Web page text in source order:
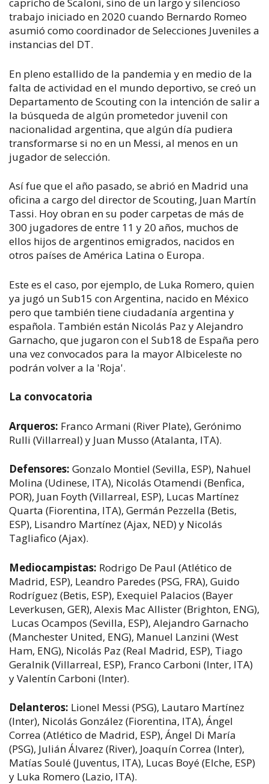
trabajo iniciado en 2020 cuando Bernardo Romeo
asumió como coordinador de Selecciones Juveniles a
instancias del DT.
En pleno estallido de la pandemia y en medio de la
falta de actividad en el mundo deportivo, se creó un
Departamento de Scouting con la intención de salir a
la búsqueda de algún prometedor juvenil con
nacionalidad argentina, que algún día pudiera
transformarse si no en un Messi, al menos en un
jugador de selección.
Así fue que el año pasado, se abrió en Madrid una
oficina a cargo del director de Scouting, Juan Martín
Tassi. Hoy obran en su poder carpetas de más de
300 jugadores de entre 11 y 20 años, muchos de
ellos hijos de argentinos emigrados, nacidos en
otros países de América Latina o Europa.
Este es el caso, por ejemplo, de Luka Romero, quien
ya jugó un Sub15 con Argentina, nacido en México
pero que también tiene ciudadanía argentina y
española. También están Nicolás Paz y Alejandro
Garnacho, que jugaron con el Sub18 de España pero
una vez convocados para la mayor Albiceleste no
podrán volver a la 'Roja'.
La convocatoria
Arqueros: Franco Armani (River Plate), Gerónimo
Rulli (Villarreal) y Juan Musso (Atalanta, ITA).
Defensores: Gonzalo Montiel (Sevilla, ESP), Nahuel
Molina (Udinese, ITA), Nicolás Otamendi (Benfica,
POR), Juan Foyth (Villarreal, ESP), Lucas Martínez
Quarta (Fiorentina, ITA), Germán Pezzella (Betis,
ESP), Lisandro Martínez (Ajax, NED) y Nicolás
Tagliafico (Ajax).
Mediocampistas: Rodrigo De Paul (Atlético de
Madrid, ESP), Leandro Paredes (PSG, FRA), Guido
Rodríguez (Betis, ESP), Exequiel Palacios (Bayer
Leverkusen, GER), Alexis Mac Allister (Brighton, ENG),
Lucas Ocampos (Sevilla, ESP), Alejandro Garnacho
(Manchester United, ENG), Manuel Lanzini (West
Ham, ENG), Nicolás Paz (Real Madrid, ESP), Tiago
Geralnik (Villarreal, ESP), Franco Carboni (Inter, ITA)
y Valentín Carboni (Inter).
Delanteros: Lionel Messi (PSG), Lautaro Martínez
(Inter), Nicolás González (Fiorentina, ITA), Ángel
Correa (Atlético de Madrid, ESP), Ángel Di María
(PSG), Julián Álvarez (River), Joaquín Correa (Inter),
Matías Soulé (Juventus, ITA), Lucas Boyé (Elche, ESP)
y Luka Romero (Lazio, ITA).